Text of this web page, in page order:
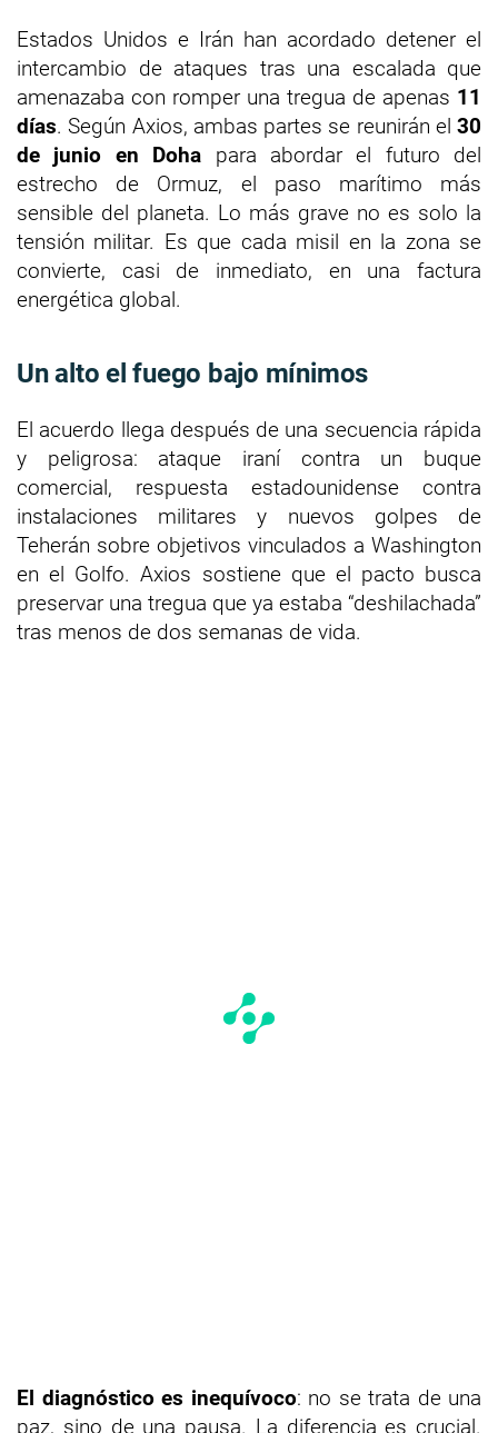
Estados Unidos e Irán han acordado detener el
intercambio de ataques tras una escalada que
amenazaba con romper una tregua de apenas 11
días. Según Axios, ambas partes se reunirán el 30
de junio en Doha para abordar el futuro del
estrecho de Ormuz, el paso marítimo más
sensible del planeta. Lo más grave no es solo la
tensión militar. Es que cada misil en la zona se
convierte, casi de inmediato, en una factura
energética global.
Un alto el fuego bajo mínimos
El acuerdo llega después de una secuencia rápida
y peligrosa: ataque iraní contra un buque
comercial, respuesta estadounidense contra
instalaciones militares y nuevos golpes de
Teherán sobre objetivos vinculados a Washington
en el Golfo. Axios sostiene que el pacto busca
preservar una tregua que ya estaba “deshilachada”
tras menos de dos semanas de vida.
El diagnóstico es inequívoco: no se trata de una
paz, sino de una pausa. La diferencia es crucial.